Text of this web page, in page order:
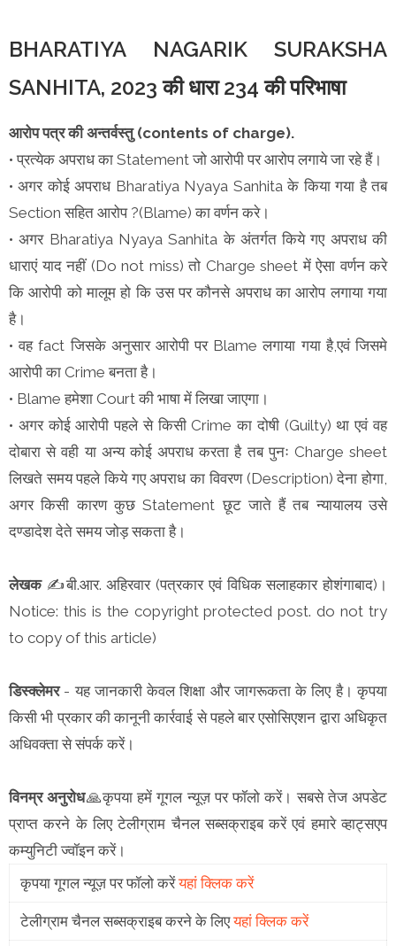
BHARATIYA NAGARIK SURAKSHA
SANHITA, 2023 की धारा 234 की परिभाषा
आरोप पत्र की अन्तर्वस्तु (contents of charge).
• प्रत्येक अपराध का Statement जो आरोपी पर आरोप लगाये जा रहे हैं।
• अगर कोई अपराध Bharatiya Nyaya Sanhita के किया गया है तब
Section सहित आरोप ?(Blame) का वर्णन करे।
• अगर Bharatiya Nyaya Sanhita के अंतर्गत किये गए अपराध की
धाराएं याद नहीं (Do not miss) तो Charge sheet में ऐसा वर्णन करे
कि आरोपी को मालूम हो कि उस पर कौनसे अपराध का आरोप लगाया गया
है।
• वह fact जिसके अनुसार आरोपी पर Blame लगाया गया है,एवं जिसमे
आरोपी का Crime बनता है।
• Blame हमेशा Court की भाषा में लिखा जाएगा।
• अगर कोई आरोपी पहले से किसी Crime का दोषी (Guilty) था एवं वह
दोबारा से वही या अन्य कोई अपराध करता है तब पुनः Charge sheet
लिखते समय पहले किये गए अपराध का विवरण (Description) देना होगा,
अगर किसी कारण कुछ Statement छूट जाते हैं तब न्यायालय उसे
दण्डादेश देते समय जोड़ सकता है।
लेखक ✍️बी.आर. अहिरवार (पत्रकार एवं विधिक सलाहकार होशंगाबाद)।
Notice: this is the copyright protected post. do not try
to copy of this article)
डिस्क्लेमर - यह जानकारी केवल शिक्षा और जागरूकता के लिए है। कृपया
किसी भी प्रकार की कानूनी कार्रवाई से पहले बार एसोसिएशन द्वारा अधिकृत
अधिवक्ता से संपर्क करें।
विनम्र अनुरोध🙏कृपया हमें गूगल न्यूज़ पर फॉलो करें। सबसे तेज अपडेट
प्राप्त करने के लिए टेलीग्राम चैनल सब्सक्राइब करें एवं हमारे व्हाट्सएप
कम्युनिटी ज्वॉइन करें।
कृपया गूगल न्यूज़ पर फॉलो करेंयहां क्लिक करें
टेलीग्राम चैनल सब्सक्राइब करने के लिएयहां क्लिक करें